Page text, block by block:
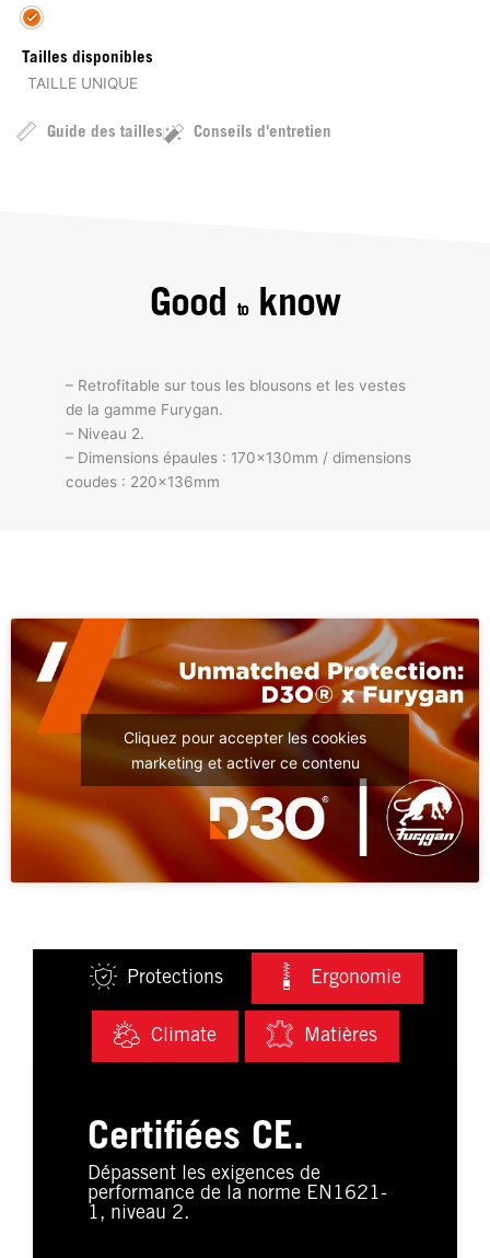
Tailles disponibles
TAILLE UNIQUE
Guide des tailles Conseils d'entretien
Good toknow
– Retrofitable sur tous les blousons et les vestes
de la gamme Furygan.
– Niveau 2.
– Dimensions épaules : 170x130mm / dimensions
coudes : 220x136mm
Cliquez pour accepter les cookies
marketing et activer ce contenu
Protections Ergonomie
Climate Matières
Certifiées CE.
Dépassent les exigences de
performance de la norme EN1621-
1, niveau 2.